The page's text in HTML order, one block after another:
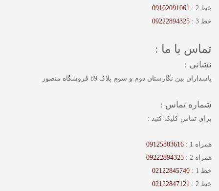
خط 2 :
09102091061
خط 3 :
09222894325
تماس با ما :
نشانی :
پاسداران بین نگارستان دوم و سوم پلاک 89 فروشگاه منصور
شماره تماس :
برای تماس کلیک کنید :
همراه 1 :
09125883616
همراه 2 :
09222894325
خط 1 :
02122845740
خط 2 :
02122847121